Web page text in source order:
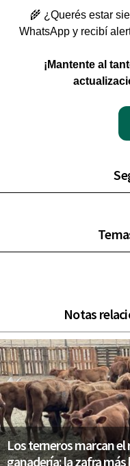
🌾 ¿Querés estar
WhatsApp y recibí
¡Mantente al
Notas
Los terneros marcan
ganadería: la zafra